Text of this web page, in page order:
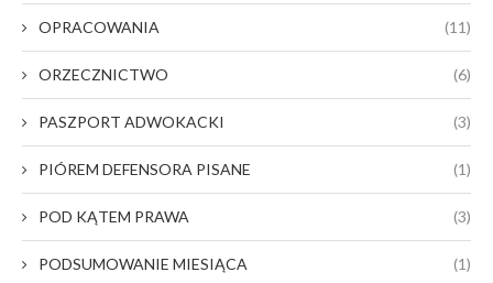
OPRACOWANIA (11)
ORZECZNICTWO (6)
PASZPORT ADWOKACKI (3)
PIÓREM DEFENSORA PISANE (1)
POD KĄTEM PRAWA (3)
PODSUMOWANIE MIESIĄCA (1)